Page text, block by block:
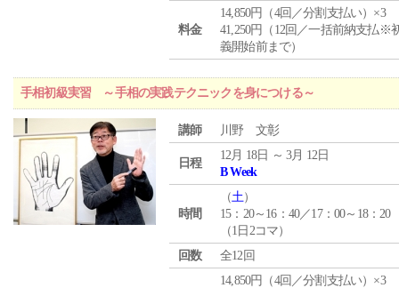
料金
14,850円（4回／分割支払い）×3
41,250円（12回／一括前納支払※
義開始前まで）
手相初級実習 ～手相の実践テクニックを身につける～
講師 川野 文彰
日程
12月 18日 ～ 3月 12日
B Week
時間
（土）
15：20～16：40／17：00～18：20
（1日2コマ）
回数
全12回
14,850円（4回／分割支払い）×3